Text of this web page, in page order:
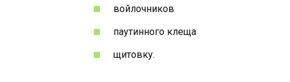
войлочников
паутинного клеща
щитовку.